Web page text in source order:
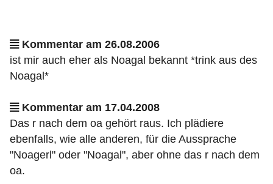
Kommentar am 26.08.2006
ist mir auch eher als Noagal bekannt *trink aus des
Noagal*
Kommentar am 17.04.2008
Das r nach dem oa gehört raus. Ich plädiere
ebenfalls, wie alle anderen, für die Aussprache
"Noagerl" oder "Noagal", aber ohne das r nach dem
oa.